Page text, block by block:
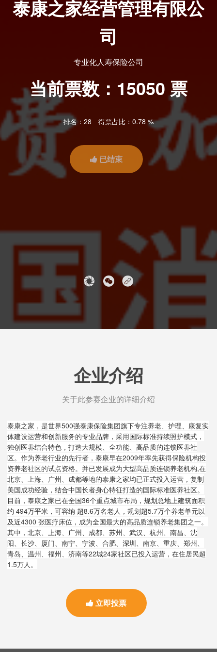
泰康之家经营管理有限公
司
专业化人寿保险公司
当前票数： 15050 票
排名：28 得票占比：0.78 %
已结束
企业介绍
关于此参赛企业的详细介绍
泰康之家 ，是世界500强泰康保险集团旗下专注养老、护理、康复实
体建设运营和创新服务的专业品牌，采用国际标准持续照护模式，
独创医养结合特色，打造大规模、全功能、高品质的连锁医养社
区。作为养老行业的先行者，泰康早在2009年率先获得保险机构投
资养老社区的试点资格。 并已发展成为大型高品质连锁养老机构,在
北京、上海、广州、成都等地的泰康之家均已正式投入运营，复制
美国成功经验，结合中国长者身心特征打造的国际标准医养社区。
目前，泰康之家已在全国36个重点城市布局，规划总地上建筑面积
约 494万平米，可容纳 超8.6万名老人，规划超5.7万个养老单元以
及近4300 张医疗床位，成为全国最大的高品质连锁养老集团之一。
其中，北京、上海、广州、成都、苏州、武汉、杭州、南昌、沈
阳、长沙、厦门、南宁、宁波、合肥、深圳、南京、重庆、郑州、
青岛、温州、福州、济南等22城24家社区已投入运营，在住居民超
1.5万人。
立即投票